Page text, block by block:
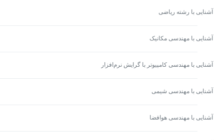
آشنایی با رشته ریاضی
آشنایی با مهندسی مکانیک
آشنایی با مهندسی کامپیوتر با گرایش نرم‌افزار
آشنایی با مهندسی شیمی
آشنایی با مهندسی هوافضا